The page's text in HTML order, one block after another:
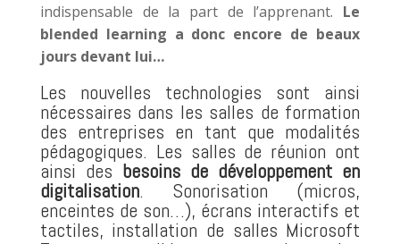
indispensable de la part de l’apprenant. Le
blended learning a donc encore de beaux
jours devant lui…
Les nouvelles technologies sont ainsi
nécessaires dans les salles de formation
des entreprises en tant que modalités
pédagogiques. Les salles de réunion ont
ainsi des besoins de développement en
digitalisation. Sonorisation (micros,
enceintes de son…), écrans interactifs et
tactiles, installation de salles Microsoft